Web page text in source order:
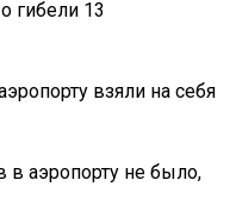
гибели 13
взяли на себя
аэропорту не было,